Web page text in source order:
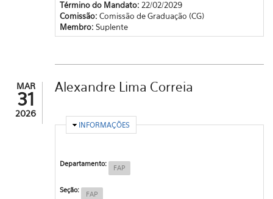
Término do Mandato: 22/02/2029
Comissão: Comissão de Graduação (CG)
Membro: Suplente
MAR
31
2026
Alexandre Lima Correia
OCULTAR
INFORMAÇÕES
Departamento: FAP
Seção: FAP